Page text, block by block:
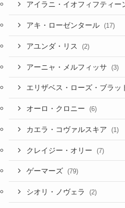
アイラニ・イオフィフティー
アキ・ローゼンタール (17)
アユンダ・リス (2)
アーニャ・メルフィッサ (3)
エリザベス・ローズ・ブラッ
オーロ・クロニー (6)
カエラ・コヴァルスキア (1)
クレイジー・オリー (7)
ゲーマーズ (79)
シオリ・ノヴェラ (2)